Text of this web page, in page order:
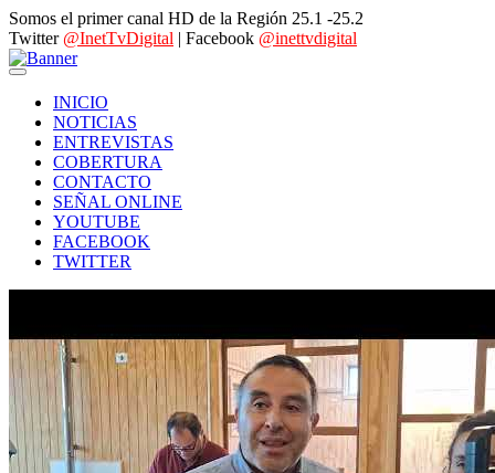
Somos el primer canal HD de la Región 25.1 -25.2
Twitter @InetTvDigital | Facebook @inettvdigital
INICIO
NOTICIAS
ENTREVISTAS
COBERTURA
CONTACTO
SEÑAL ONLINE
YOUTUBE
FACEBOOK
TWITTER